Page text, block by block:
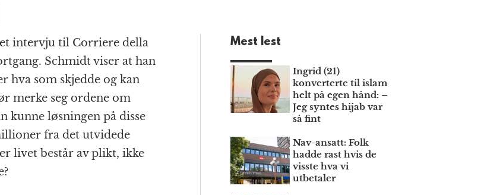
m
aiintervju til Corriere della
Schmidt viser at han
hva som skjedde og kan
merke seg ordene om
kunne løsningen på disse
fra det utvidede
livet består av plikt, ikke
Mest lest
Ingrid (21)
konverterte til islam
helt på egen hånd: –
Jeg syntes hijab var
så fint
Nav-ansatt: Folk
hadde rast hvis de
visste hva vi
utbetaler